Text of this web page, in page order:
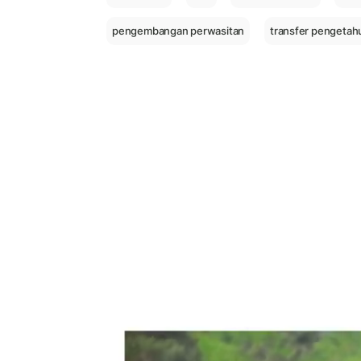
pengembangan perwasitan transfer